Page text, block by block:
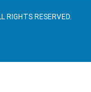
RIGHTS RESERVED.